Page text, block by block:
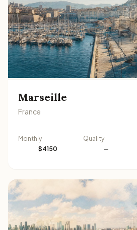
Marseille
France
Monthly
$4150
Quality
—